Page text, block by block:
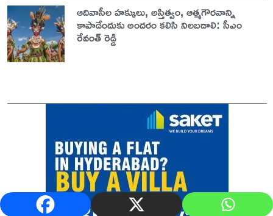
ఆదివాసీల హక్కులు, అస్తిత్వం, ఆత్మగౌరవాన్ని
కాపాడేందుకు అందరం కలిసి నిలబడాలి: సీఎం
రేవంత్ రెడ్డి